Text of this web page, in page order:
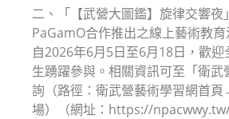
二、「【武營大圖鑑】旋律交響夜
PaGamO合作推出之線上藝術教
自2026年6月5日至6月18日，歡
生踴躍參與。相關資訊可至「衛武
詢（路徑：衛武營藝術學習網首
場）（網址：https://